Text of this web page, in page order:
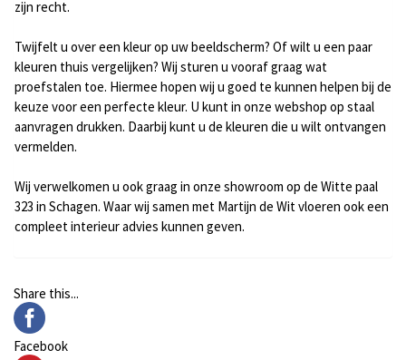
zijn recht.
Twijfelt u over een kleur op uw beeldscherm? Of wilt u een paar
kleuren thuis vergelijken? Wij sturen u vooraf graag wat
proefstalen toe. Hiermee hopen wij u goed te kunnen helpen bij de
keuze voor een perfecte kleur. U kunt in onze webshop op staal
aanvragen drukken. Daarbij kunt u de kleuren die u wilt ontvangen
vermelden.
Wij verwelkomen u ook graag in onze showroom op de Witte paal
323 in Schagen. Waar wij samen met Martijn de Witvloeren ook een
compleet interieur advies kunnen geven.
Share this...
Facebook